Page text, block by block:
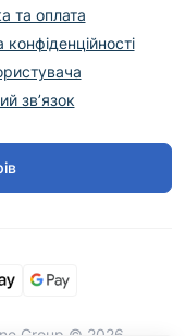
та оплата
конфіденційності
зв’язок